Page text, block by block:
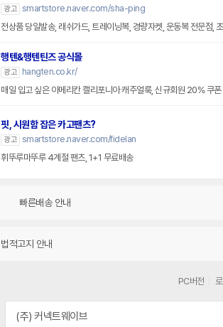
광고 smartstore.naver.com/sha-ping
전상품 당일발송, 래쉬가드, 트레이닝복, 경량자켓, 운동복 전문점,
행텐&행텐틴즈 공식몰
광고
hangten.co.kr/
매일 입고 싶은 아메리칸 캘리포니아 캐주얼룩, 신규회원 20% 쿠폰
핏, 시원함 잡은 카고팬츠?
광고 smartstore.naver.com/fidelan
휘뚜루마뚜루 4계절 팬츠, 1+1 무료배송
빠른배송 안내
법적고지 안내
PC버전
(주) 커넥트웨이브